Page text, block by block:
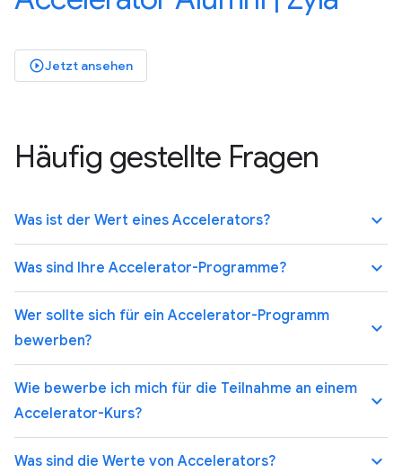
play_circle_outlinedJetzt ansehen
Häufig gestellte Fragen
keyboard_arrow_up
Was ist der Wert eines Accelerators?
keyboard_arrow_up
Was sind Ihre Accelerator-Programme?
keyboard_arrow_up
Wer sollte sich für ein Accelerator-Programm
bewerben?
keyboard_arrow_up
Wie bewerbe ich mich für die Teilnahme an einem
Accelerator-Kurs?
keyboard_arrow_up
Was sind die Werte von Accelerators?